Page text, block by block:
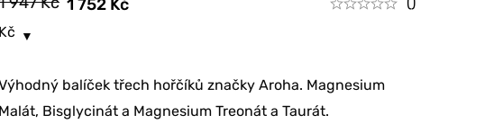
1 752 Kč
Kč
balíček třech hořčíků značky Aroha. Magnesium
Malát, Bisglycinát a Magnesium Treonát a Taurát.